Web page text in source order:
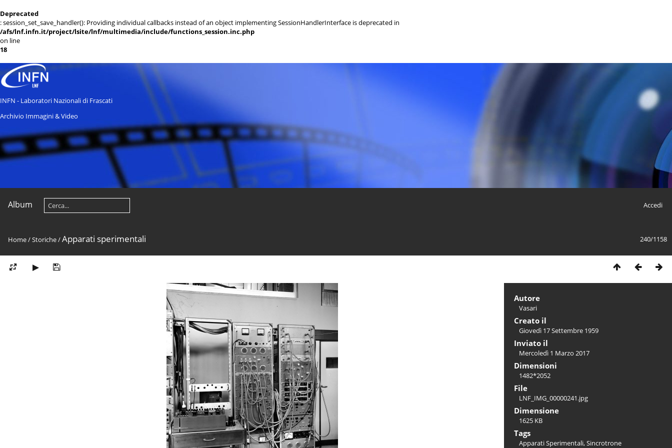
Deprecated
: session_set_save_handler(): Providing individual callbacks instead of an object implementing SessionHandlerInterface is deprecated in
/afs/lnf.infn.it/project/lsite/lnf/multimedia/include/functions_session.inc.php
on line
18
INFN - Laboratori Nazionali di Frascati
Archivio Immagini & Video
Album Accedi
240/1158
Home/Storiche/Apparati sperimentali
Autore
Vasari
Creato il
Giovedì 17 Settembre 1959
Inviato il
Mercoledì 1 Marzo 2017
Dimensioni
1482*2052
File
LNF_IMG_00000241.jpg
Dimensione
1625 KB
Tags
Apparati Sperimentali,Sincrotrone